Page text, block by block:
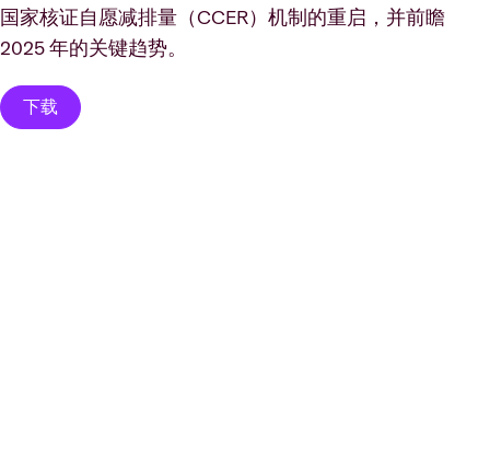
国家核证自愿减排量（CCER）机制的重启，并前瞻
2025 年的关键趋势。
下载